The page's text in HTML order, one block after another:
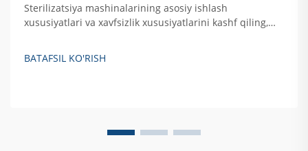
Sterilizatsiya mashinalarining asosiy ishlash
xususiyatlari va xavfsizlik xususiyatlarini kashf qiling,
samarali qattiq akslantiruvchi sterilizatsiya qilishni
BATAFSIL KO'RISH